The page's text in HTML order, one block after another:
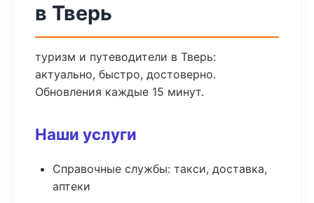
в Тверь
туризм и путеводители в Тверь:
актуально, быстро, достоверно.
Обновления каждые 15 минут.
Наши услуги
Справочные службы: такси, доставка,
аптеки